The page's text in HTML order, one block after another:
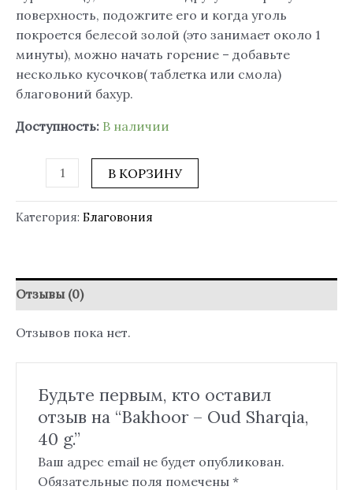
поверхность, подожгите его и когда уголь
покроется белесой золой (это занимает около 1
минуты), можно начать горение – добавьте
несколько кусочков( таблетка или смола)
благовоний бахур.
Доступность: В наличии
В КОРЗИНУ
Категория: Благовония
Отзывы (0)
Отзывов пока нет.
Будьте первым, кто оставил
отзыв на “Bakhoor – Oud Sharqia,
40 g.”
Ваш адрес email не будет опубликован.
Обязательные поля помечены *